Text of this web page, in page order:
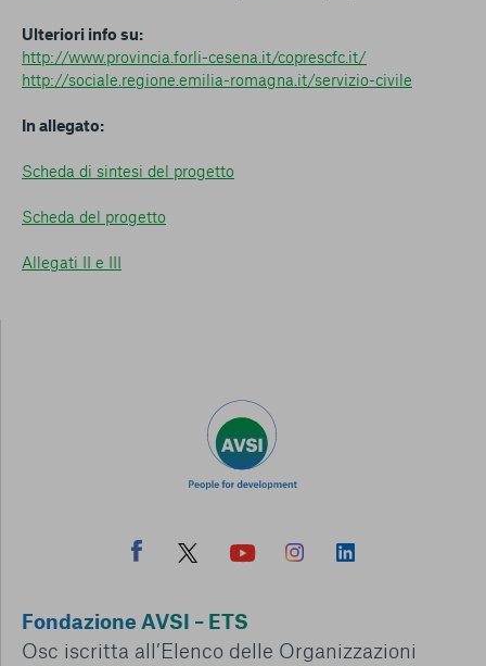
Ulteriori info su:
http://www.provincia.forli-cesena.it/coprescfc.it/
http://sociale.regione.emilia-romagna.it/servizio-civile
In allegato:
Scheda di sintesi del progetto
Scheda del progetto
Allegati II e III
Fondazione AVSI – ETS
Osc iscritta all’Elenco delle Organizzazioni